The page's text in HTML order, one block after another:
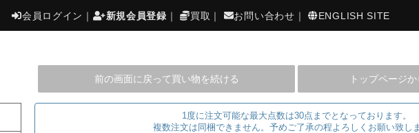
会員ログイン ｜ 新規会員登録 ｜ 買取 ｜ お問い合わせ ｜ ENGLISH SITE
前の画面に戻って買い物を続ける トップページ
1度に注文可能な最大点数は30点までとなっております。
複数注文は同梱できません。予めご了承の程よろしくお願い致しま